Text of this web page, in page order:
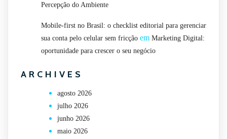
Percepção do Ambiente
Mobile-first no Brasil: o checklist editorial para gerenciar
sua conta pelo celular sem fricção em Marketing Digital:
oportunidade para crescer o seu negócio
ARCHIVES
agosto 2026
julho 2026
junho 2026
maio 2026